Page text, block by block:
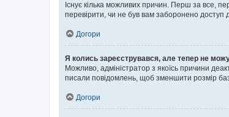
Існує кілька можливих причин. Перш за все,
перевірити, чи не був вам заборонено
Догори
Я колись зареєструвався, але тепер не можу
Можливо, адміністратор з якоїсь причини
писали повідомлень, щоб зменшити розмір
Догори